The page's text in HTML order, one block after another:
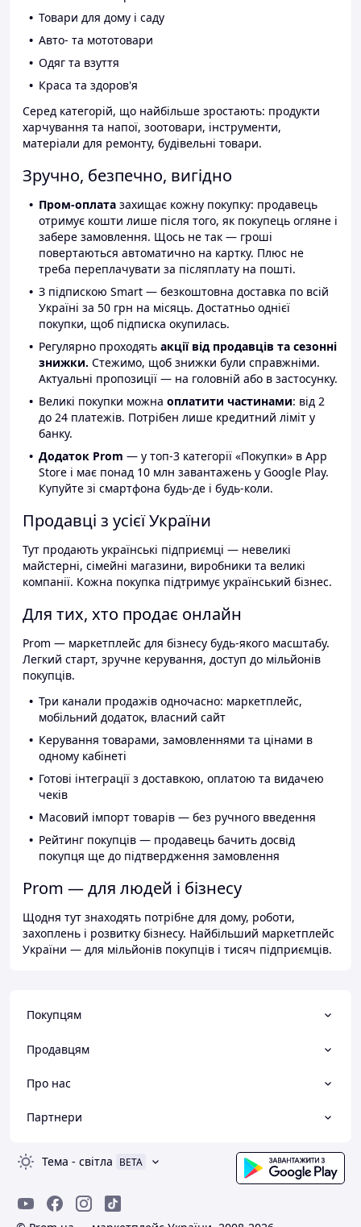
Товари для дому і саду
Авто- та мототовари
Одяг та взуття
Краса та здоров'я
Серед категорій, що найбільше зростають: продукти
харчування та напої, зоотовари, інструменти,
матеріали для ремонту, будівельні товари.
Зручно, безпечно, вигідно
Пром-оплата захищає кожну покупку: продавець
отримує кошти лише після того, як покупець огляне і
забере замовлення. Щось не так — гроші
повертаються автоматично на картку. Плюс не
треба переплачувати за післяплату на пошті.
З підпискою Smart — безкоштовна доставка по всій
Україні за 50 грн на місяць. Достатньо однієї
покупки, щоб підписка окупилась.
Регулярно проходять акції від продавців та сезонні
знижки. Стежимо, щоб знижки були справжніми.
Актуальні пропозиції — на головній або в застосунку.
Великі покупки можна оплатити частинами: від 2
до 24 платежів. Потрібен лише кредитний ліміт у
банку.
Додаток Prom — у топ-3 категорії «Покупки» в App
Store і має понад 10 млн завантажень у Google Play.
Купуйте зі смартфона будь-де і будь-коли.
Продавці з усієї України
Тут продають українські підприємці — невеликі
майстерні, сімейні магазини, виробники та великі
компанії. Кожна покупка підтримує український бізнес.
Для тих, хто продає онлайн
Prom — маркетплейс для бізнесу будь-якого масштабу.
Легкий старт, зручне керування, доступ до мільйонів
покупців.
Три канали продажів одночасно: маркетплейс,
мобільний додаток, власний сайт
Керування товарами, замовленнями та цінами в
одному кабінеті
Готові інтеграції з доставкою, оплатою та видачею
чеків
Масовий імпорт товарів — без ручного введення
Рейтинг покупців — продавець бачить досвід
покупця ще до підтвердження замовлення
Prom — для людей і бізнесу
Щодня тут знаходять потрібне для дому, роботи,
захоплень і розвитку бізнесу. Найбільший маркетплейс
України — для мільйонів покупців і тисяч підприємців.
Покупцям
Продавцям
Про нас
Партнери
Тема - світла BETA